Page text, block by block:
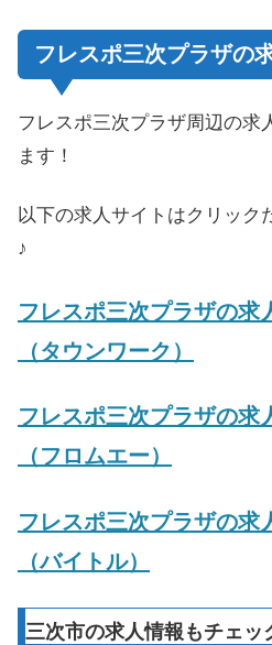
フレスポ三次プラザの
フレスポ三次プラザ周辺の求
ます！
以下の求人サイトはクリック
♪
フレスポ三次プラザの求
（タウンワーク）
フレスポ三次プラザの求
（フロムエー）
フレスポ三次プラザの求
（バイトル）
三次市の求人情報もチェッ